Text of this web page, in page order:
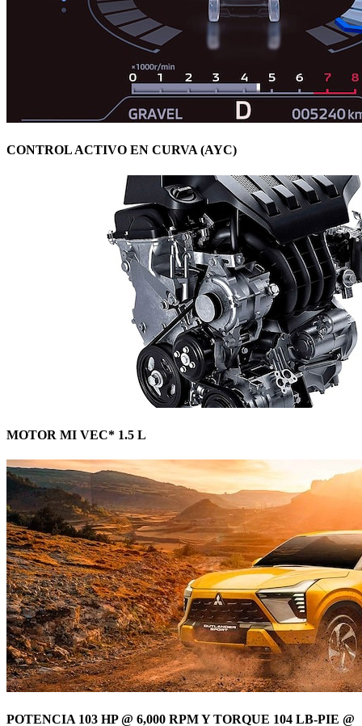
CONTROL ACTIVO EN CURVA (AYC)
MOTOR MI VEC* 1.5 L
POTENCIA 103 HP @ 6,000 RPM Y TORQUE 104 LB-PIE @